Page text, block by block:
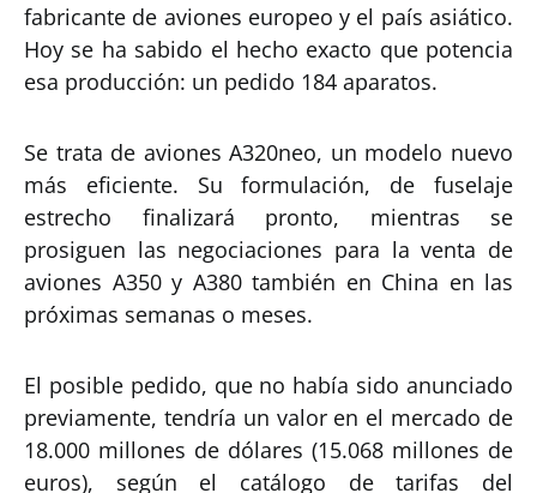
fabricante de aviones europeo y el país asiático.
Hoy se ha sabido el hecho exacto que potencia
esa producción: un pedido 184 aparatos.
Se trata de aviones A320neo, un modelo nuevo
más eficiente. Su formulación, de fuselaje
estrecho finalizará pronto, mientras se
prosiguen las negociaciones para la venta de
aviones A350 y A380 también en China en las
próximas semanas o meses.
El posible pedido, que no había sido anunciado
previamente, tendría un valor en el mercado de
18.000 millones de dólares (15.068 millones de
euros), según el catálogo de tarifas del